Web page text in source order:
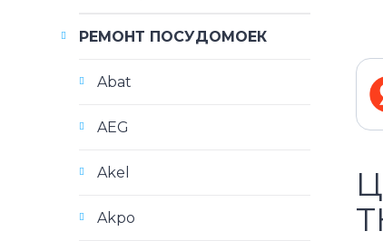
РЕМОНТ ПОСУДОМОЕК
Abat
AEG
Akel
Akpo